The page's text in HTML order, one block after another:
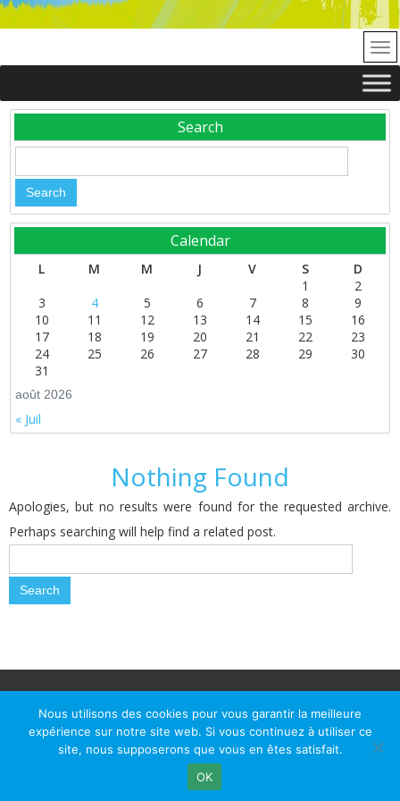
Search
Calendar
août 2026
L M M J V S
D
1
2
3
4 5 6 7 8
9
10
11 12 13 14 15
16
17
18 19 20 21 22
23
24
25 26 27 28 29
30
31
« Juil
Nothing Found
Apologies, but no results were found for the requested archive.
Perhaps searching will help find a related post.
Mairie du Passage d'Agen, BP 7, place du Général de Gaulle, 47520
Le Passage d'Agen - Téléphone: +33 5 53 77 18 77
Nous utilisons des cookies pour vous garantir la meilleure
expérience sur notre site web. Si vous continuez à utiliser ce
site, nous supposerons que vous en êtes satisfait.
OK